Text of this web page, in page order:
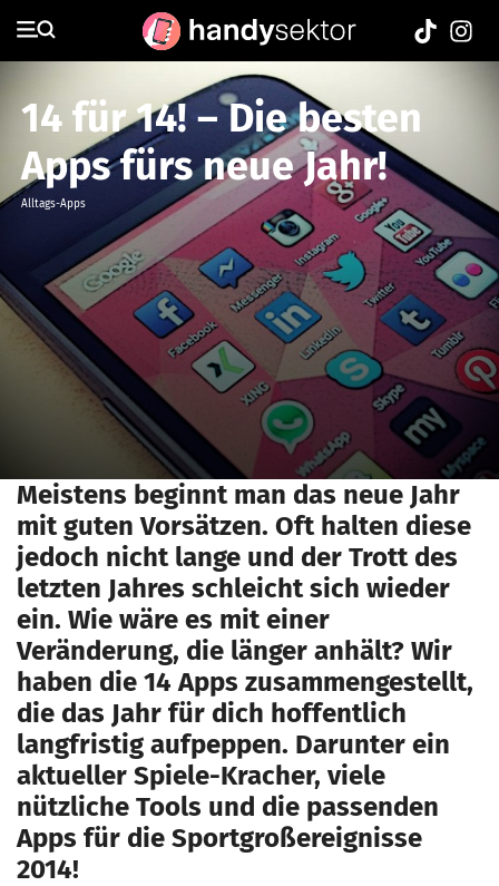
14 für 14! – Die besten
Apps fürs neue Jahr!
Alltags-Apps
Meistens beginnt man das neue Jahr
mit guten Vorsätzen. Oft halten diese
jedoch nicht lange und der Trott des
letzten Jahres schleicht sich wieder
ein. Wie wäre es mit einer
Veränderung, die länger anhält? Wir
haben die 14 Apps zusammengestellt,
die das Jahr für dich hoffentlich
langfristig aufpeppen. Darunter ein
aktueller Spiele-Kracher, viele
nützliche Tools und die passenden
Apps für die Sportgroßereignisse
2014!